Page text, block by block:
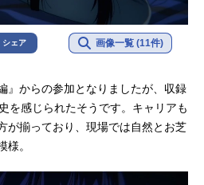
シェア 画像一覧 (11件)
』からの参加となりましたが、収録
を感じられたそうです。キャリアも
が揃っており、現場では自然とお芝
様。